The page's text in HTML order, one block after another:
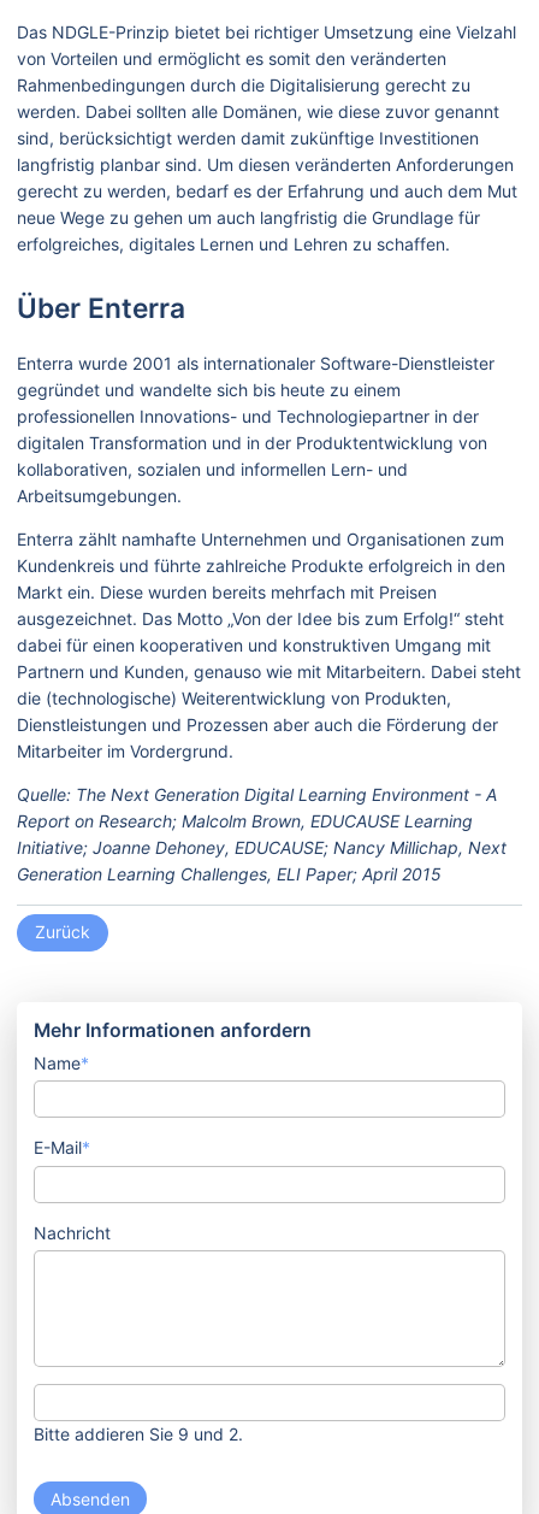
Das NDGLE-Prinzip bietet bei richtiger Umsetzung eine Vielzahl
von Vorteilen und ermöglicht es somit den veränderten
Rahmenbedingungen durch die Digitalisierung gerecht zu
werden. Dabei sollten alle Domänen, wie diese zuvor genannt
sind, berücksichtigt werden damit zukünftige Investitionen
langfristig planbar sind. Um diesen veränderten Anforderungen
gerecht zu werden, bedarf es der Erfahrung und auch dem Mut
neue Wege zu gehen um auch langfristig die Grundlage für
erfolgreiches, digitales Lernen und Lehren zu schaffen.
Über Enterra
Enterra wurde 2001 als internationaler Software-Dienstleister
gegründet und wandelte sich bis heute zu einem
professionellen Innovations- und Technologiepartner in der
digitalen Transformation und in der Produktentwicklung von
kollaborativen, sozialen und informellen Lern- und
Arbeitsumgebungen.
Enterra zählt namhafte Unternehmen und Organisationen zum
Kundenkreis und führte zahlreiche Produkte erfolgreich in den
Markt ein. Diese wurden bereits mehrfach mit Preisen
ausgezeichnet. Das Motto „Von der Idee bis zum Erfolg!“ steht
dabei für einen kooperativen und konstruktiven Umgang mit
Partnern und Kunden, genauso wie mit Mitarbeitern. Dabei steht
die (technologische) Weiterentwicklung von Produkten,
Dienstleistungen und Prozessen aber auch die Förderung der
Mitarbeiter im Vordergrund.
Quelle: The Next Generation Digital Learning Environment - A
Report on Research; Malcolm Brown, EDUCAUSE Learning
Initiative; Joanne Dehoney, EDUCAUSE; Nancy Millichap, Next
Generation Learning Challenges, ELI Paper; April 2015
Zurück
Mehr Informationen anfordern
Name*
E-Mail*
Nachricht
Bitte addieren Sie 9 und 2.
Absenden